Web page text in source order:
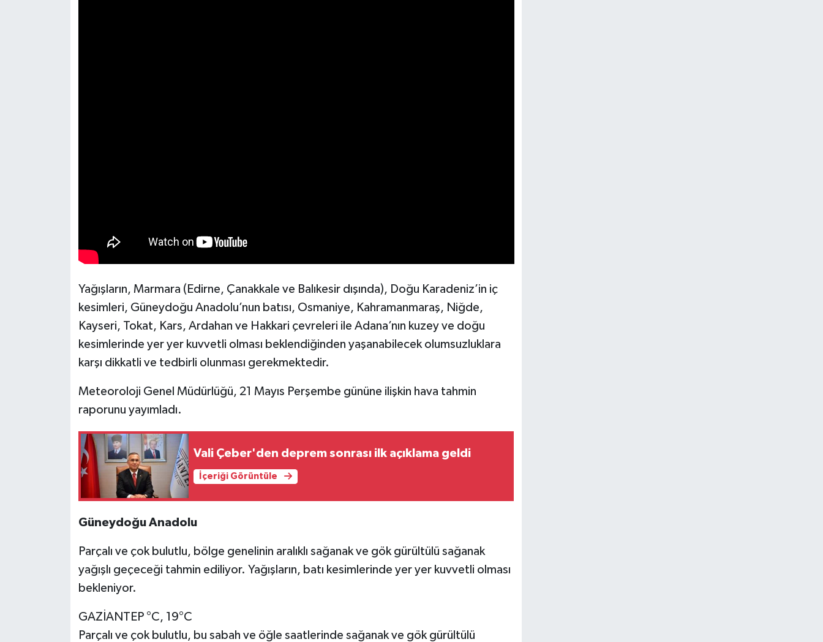
Yağışların, Marmara (Edirne, Çanakkale ve Balıkesir dışında), Doğu Karadeniz’in iç
kesimleri, Güneydoğu Anadolu’nun batısı, Osmaniye, Kahramanmaraş, Niğde,
Kayseri, Tokat, Kars, Ardahan ve Hakkari çevreleri ile Adana’nın kuzey ve doğu
kesimlerinde yer yer kuvvetli olması beklendiğinden yaşanabilecek olumsuzluklara
karşı dikkatli ve tedbirli olunması gerekmektedir.
Meteoroloji Genel Müdürlüğü, 21 Mayıs Perşembe gününe ilişkin hava tahmin
raporunu yayımladı.
Vali Çeber'den deprem sonrası ilk açıklama geldi
İçeriği Görüntüle
Güneydoğu Anadolu
Parçalı ve çok bulutlu, bölge genelinin aralıklı sağanak ve gök gürültülü sağanak
yağışlı geçeceği tahmin ediliyor. Yağışların, batı kesimlerinde yer yer kuvvetli olması
bekleniyor.
GAZİANTEP °C, 19°C
Parçalı ve çok bulutlu, bu sabah ve öğle saatlerinde sağanak ve gök gürültülü